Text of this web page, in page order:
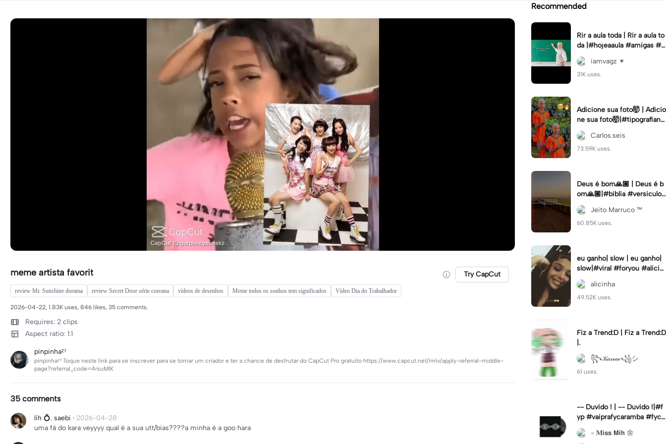
meme artista favorit Try CapCut
review Mr. Sunshine dorama review Secret Door série coreana vídeos de desenhos Meme todos os sonhos tem significados Vídeo Dia do Trabalhador
2026-04-22, 1.83K uses, 846 likes, 35 comments.
Requires: 2 clips
Aspect ratio: 1:1
pinpinhaᶻ⁷
pinpinhaᶻ⁷ Toque neste link para se inscrever para se tornar um criador e ter a chance de desfrutar do CapCut Pro gratuito https://www.capcut.net/imlv/apply-referral-middle-
page?referral_code=4rsuMIK
35 comments
lih 💍. saebi · 2026-04-28
uma fã do kara veyyyy qual é a sua utt/bias????a minha é a goo hara
Recommended
Rir a aula toda | Rir a aula to
da |#hojeaaula #amigas #tr
endtikitok #melhoresamiga
s
iamvagz ✴︎
31K uses.
Adicione sua foto🤯 | Adicio
ne sua foto🤯|#tipografiano
va #status #tipografia
Carlos.seis
73.59K uses.
Deus é bom🙏🏼 | Deus é b
om🙏🏼|#biblia #versiculo
#cristao #agro #tipografia
#fy #fypJeito Marruco ™️
60.85K uses.
eu ganho| slow | eu ganho|
slow|#viral #foryou #alicin
ha #cameralenta #slow
alicinha
49.52K uses.
Fiz a Trend:D | Fiz a Trend:D
|.
꧂𝒦𝒶𝓃𝒶ℯ꧁シ
61 uses.
-- Duvido ! | -- Duvido !|#f
yp #vaiprafycaramba #fyca
pcut #viral
- 𝐌𝗶𝘀𝘀 𝗠𝗶𝗵 🌼